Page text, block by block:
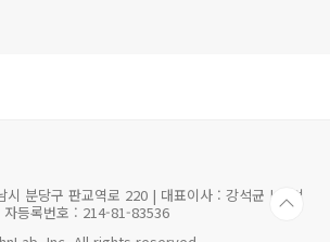
시 분당구 판교역로 220 | 대표이사 : 강석균 | 사업
자등록번호 : 214-81-83536